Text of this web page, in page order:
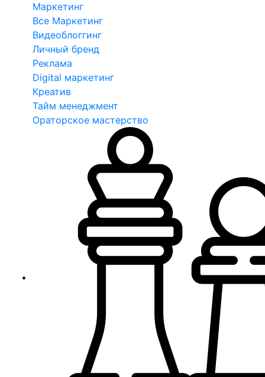
Маркетинг
Все Маркетинг
Видеоблоггинг
Личный бренд
Реклама
Digital маркетинг
Креатив
Тайм менеджмент
Ораторское мастерство